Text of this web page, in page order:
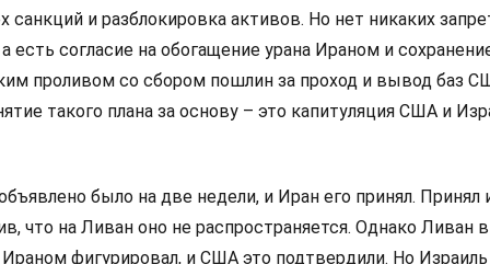
санкций и разблокировка активов. Но нет никаких
есть согласие на обогащение урана Ираном и
проливом со сбором пошлин за проход и вывод баз
такого плана за основу – это капитуляция США и
было на две недели, и Иран его принял. Принял
что на Ливан оно не распространяется. Однако Ливан
фигурировал, и США это подтвердили. Но Израиль